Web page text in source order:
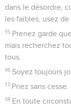
dans le désordre,
les faibles, usez
15 Prenez garde
mais recherchez
tous.
16 Soyez toujours
17 Priez sans cesse.
18 En toute